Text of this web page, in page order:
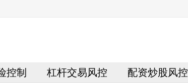
控制 杠杆交易风控 配资炒股风控